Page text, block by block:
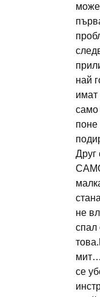
може
най
имат
само
поне
Друг
не
спал
се